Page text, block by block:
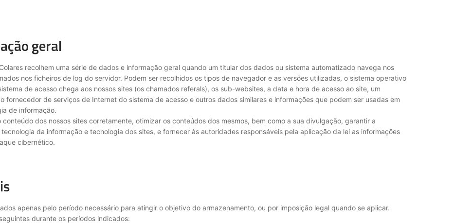
geral
recolhem uma série de dados e informação geral quando um titular dos dados ou sistema automatizado navega nos
nos ficheiros de log do servidor. Podem ser recolhidos os tipos de navegador e as versões utilizadas, o sistema operativo
de acesso chega aos nossos sites (os chamados referals), os sub-websites, a data e hora de acesso ao site, um
de serviços de Internet do sistema de acesso e outros dados similares e informações que podem ser usadas em
de informação.
dos nossos sites corretamente, otimizar os conteúdos dos mesmos, bem como a sua divulgação, garantir a
da informação e tecnologia dos sites, e fornecer às autoridades responsáveis pela aplicação da lei as informações
cibernético.
apenas pelo período necessário para atingir o objetivo do armazenamento, ou por imposição legal quando se aplicar.
durante os períodos indicados: